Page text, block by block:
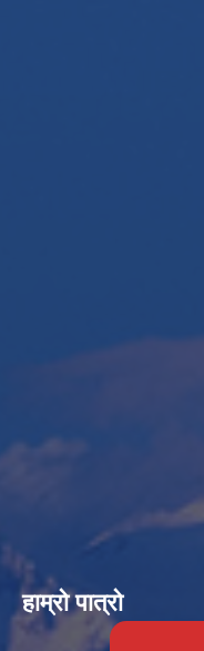
हाम्रो पात्रो